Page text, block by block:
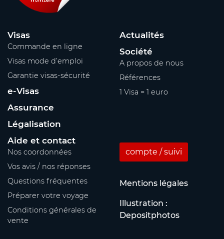
Visas
Commande en ligne
Visas mode d’emploi
Garantie visas-sécurité
e-Visas
Assurance
Légalisation
Actualités
Société
A propos de nous
Références
1 Visa = 1 euro
Aide et contact
Nos coordonnées
Vos avis / nos réponses
Questions fréquentes
Préparer votre voyage
Conditions générales de
vente
compte / suivi
Mentions légales
Illustration :
Depositphotos